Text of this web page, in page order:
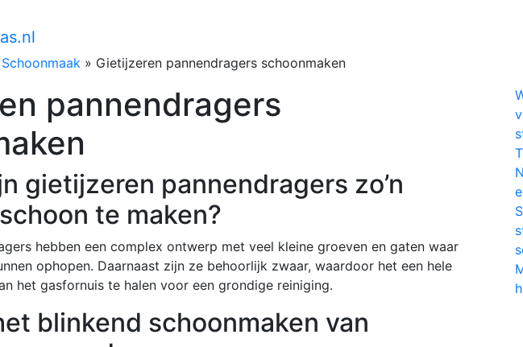
Schoonmaak » Gietijzeren pannendragers schoonmaken
pannendragers
gietijzeren pannendragers zo’n
te maken?
hebben een complex ontwerp met veel kleine groeven en gaten waar
ophopen. Daarnaast zijn ze behoorlijk zwaar, waardoor het een hele
het gasfornuis te halen voor een grondige reiniging.
blinkend schoonmaken van